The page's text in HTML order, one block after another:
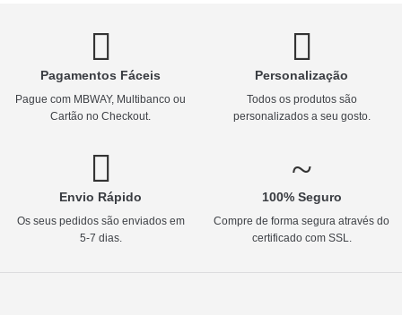
Pagamentos Fáceis
Pague com MBWAY, Multibanco ou
Cartão no Checkout.
Personalização
Todos os produtos são
personalizados a seu gosto.
Envio Rápido
Os seus pedidos são enviados em
5-7 dias.
100% Seguro
Compre de forma segura através do
certificado com SSL.